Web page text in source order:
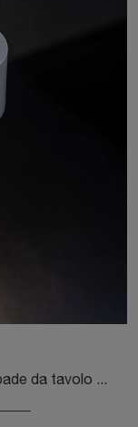
Clicca e ottieni informazioni sulle lampade da tavolo di Foscarini: il modello Fleur in vetro ti sta aspettando!